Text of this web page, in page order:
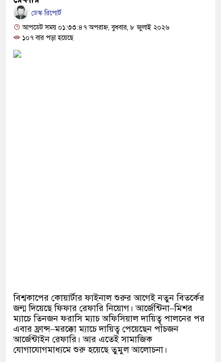
দায়ী থাকবে জামায়াত-এনসিপি: রাশেদ খাঁন
দিলেন জামায়াত বহিষ্কাকৃত গাজী নজরুলের ১২
ডেস্ক রিপোর্ট
আপডেট সময় ০১:৩৩:৪৭ অপরাহ্ন, বুধবার, ৮ জুলাই ২০২৬
১০৭ বার পড়া হয়েছে
বিশ্বকাপের কোয়ার্টার ফাইনাল শুরুর আগেই নতুন বিতর্কের
জন্ম দিয়েছে ফিফার রেফারি নিয়োগ। আর্জেন্টিনা–মিশর
ম্যাচে তিনজন ফরাসি ম্যাচ অফিসিয়াল দায়িত্ব পালনের পর
এবার ফ্রান্স–মরক্কো ম্যাচে দায়িত্ব পেয়েছেন পাঁচজন
আর্জেন্টাইন রেফারি। আর এতেই সামাজিক
যোগাযোগমাধ্যমে শুরু হয়েছে তুমুল আলোচনা।